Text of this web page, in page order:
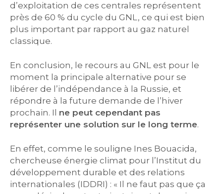
d’exploitation de ces centrales représentent
près de 60 % du cycle du GNL, ce qui est bien
plus important par rapport au gaz naturel
classique.
En conclusion, le recours au GNL est pour le
moment la principale alternative pour se
libérer de l’indépendance à la Russie, et
répondre à la future demande de l’hiver
prochain. Il ne peut cependant pas
représenter une solution sur le long terme.
En effet, comme le souligne Ines Bouacida,
chercheuse énergie climat pour l’Institut du
développement durable et des relations
internationales (IDDRI) : « Il ne faut pas que ça